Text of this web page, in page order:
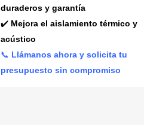
duraderos y garantía
✔️ Mejora el aislamiento térmico y
acústico
📞 Llámanos ahora y solicita tu
presupuesto sin compromiso